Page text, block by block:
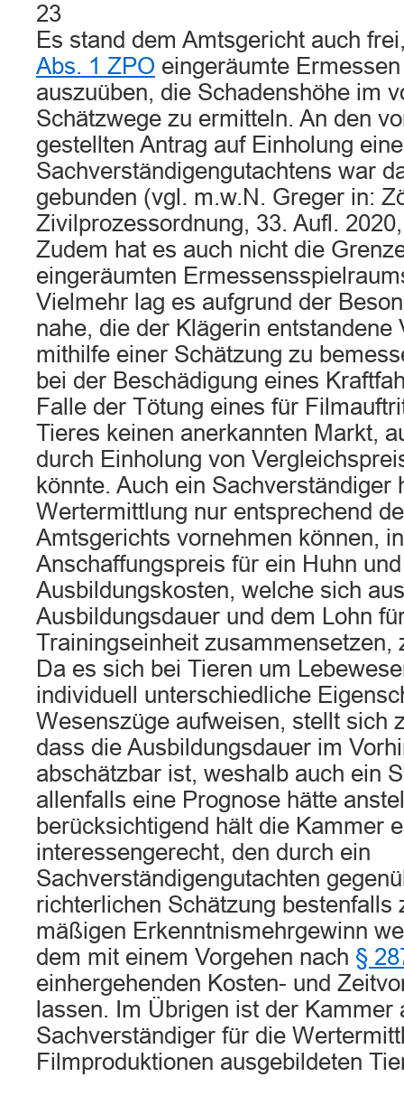
23
Es stand dem Amtsgericht auch
Abs. 1 ZPO eingeräumte
auszuüben, die Schadenshöhe im
Schätzwege zu ermitteln. An den
gestellten Antrag auf Einholung
Sachverständigengutachtens war
gebunden (vgl. m.w.N. Greger in:
Zivilprozessordnung, 33. Aufl.
Zudem hat es auch nicht die
eingeräumten
Vielmehr lag es aufgrund der
nahe, die der Klägerin entstandene
mithilfe einer Schätzung zu
bei der Beschädigung eines
Falle der Tötung eines für
Tieres keinen anerkannten Markt,
durch Einholung von
könnte. Auch ein Sachverständiger
Wertermittlung nur entsprechend
Amtsgerichts vornehmen können,
Anschaffungspreis für ein Huhn
Ausbildungskosten, welche sich
Ausbildungsdauer und dem Lohn
Trainingseinheit zusammensetzen,
Da es sich bei Tieren um
individuell unterschiedliche
Wesenszüge aufweisen, stellt sich
dass die Ausbildungsdauer im
abschätzbar ist, weshalb auch ein
allenfalls eine Prognose hätte
berücksichtigend hält die Kammer
interessengerecht, den durch ein
Sachverständigengutachten
richterlichen Schätzung bestenfalls
mäßigen Erkenntnismehrgewinn
dem mit einem Vorgehen nach §
einhergehenden Kosten- und
lassen. Im Übrigen ist der Kammer
Sachverständiger für die
Filmproduktionen ausgebildeten